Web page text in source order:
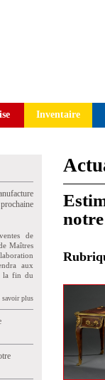
Inventaire
de
Maîtres
aux
la fin du
savoir plus